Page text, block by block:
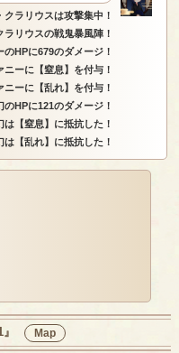
ラリウスは攻撃集中！
リウスの戦鬼暴風陣！
のHPに679のダメージ！
ニーに【窒息】を付与！
ニーに【乱れ】を付与！
のHPに121のダメージ！
は【窒息】に抵抗した！
は【乱れ】に抵抗した！
Map